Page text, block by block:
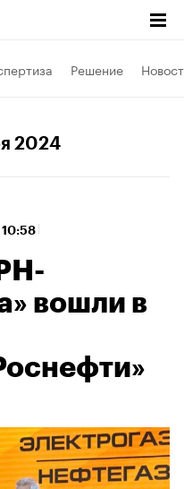
Решение
2024
10:58
вошли в